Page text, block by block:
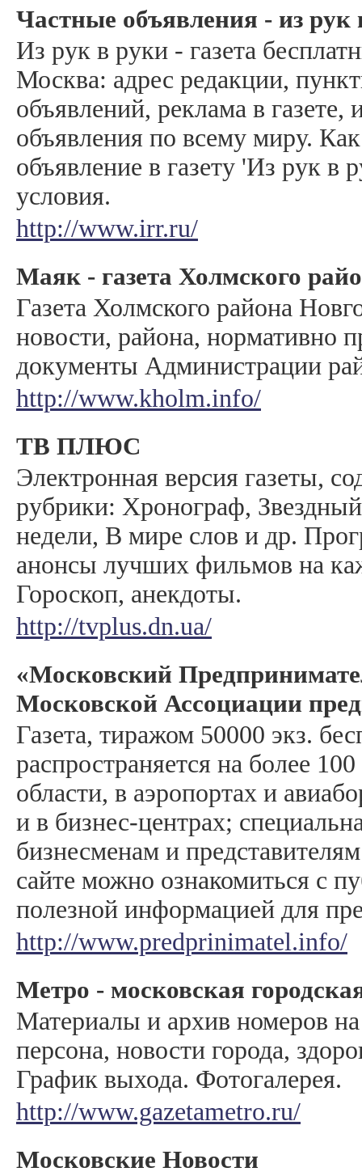
Частные объявления - из рук
Из рук в руки - газета
Москва: адрес редакции,
объявлений, реклама в газете,
объявления по всему миру.
объявление в газету 'Из рук в
условия.
http://www.irr.ru/
Маяк - газета Холмского
Газета Холмского района
новости, района, нормативно
документы Администрации
http://www.kholm.info/
ТВ ПЛЮС
Электронная версия газеты,
рубрики: Хронограф,
недели, В мире слов и др.
анонсы лучших фильмов на
Гороскоп, анекдоты.
http://tvplus.dn.ua/
«Московский
Московской Ассоциации
Газета, тиражом 50000 экз.
распространяется на более
области, в аэропортах и
и в бизнес-центрах;
бизнесменам и
сайте можно ознакомиться с
полезной информацией для
http://www.predprinimatel.info/
Метро - московская
Материалы и архив номеров
персона, новости города,
График выхода. Фотогалерея.
http://www.gazetametro.ru/
Московские Новости